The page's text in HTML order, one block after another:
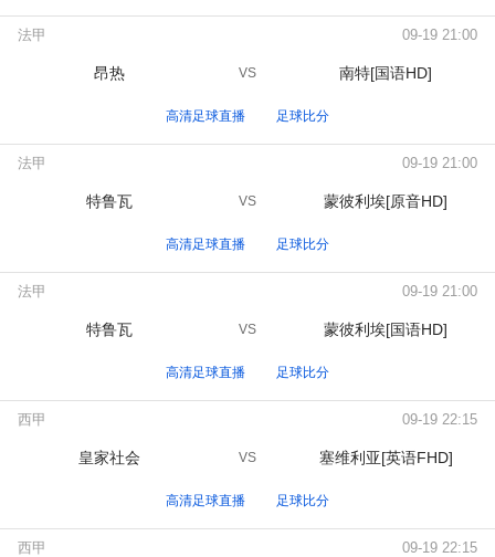
法甲 09-19 21:00
昂热 VS 南特[国语HD]
高清足球直播 足球比分
法甲 09-19 21:00
特鲁瓦 VS 蒙彼利埃[原音HD]
高清足球直播 足球比分
法甲 09-19 21:00
特鲁瓦 VS 蒙彼利埃[国语HD]
高清足球直播 足球比分
西甲 09-19 22:15
皇家社会 VS 塞维利亚[英语FHD]
高清足球直播 足球比分
西甲 09-19 22:15